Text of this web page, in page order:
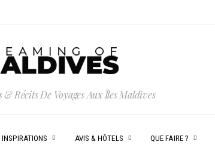
& Récits De Voyages Aux Îles Maldives
INSPIRATIONS AVIS & HÔTELS QUE FAIRE ?